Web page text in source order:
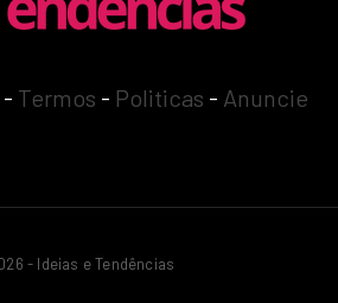
- Termos - Politicas - Anuncie
- Ideias e Tendências